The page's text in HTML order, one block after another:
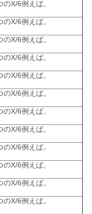
X/6例えば。
X/6例えば。
X/6例えば。
X/6例えば。
X/6例えば。
X/6例えば。
X/6例えば。
X/6例えば。
X/6例えば。
X/6例えば。
X/6例えば。
X/6例えば。